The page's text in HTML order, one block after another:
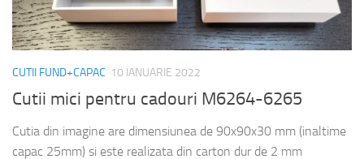
CUTII FUND+CAPAC 10 IANUARIE 2022
Cutii mici pentru cadouri M6264-6265
Cutia din imagine are dimensiunea de 90x90x30 mm (inaltime
capac 25mm) si este realizata din carton dur de 2 mm